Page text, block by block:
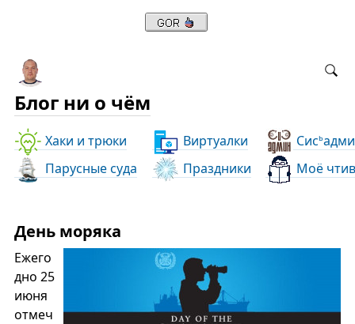
Блог ни о чём
Хаки и трюки Виртуалки Сись
Парусные суда
Праздники Моё
День моряка
Ежего
дно 25
июня
отмеч